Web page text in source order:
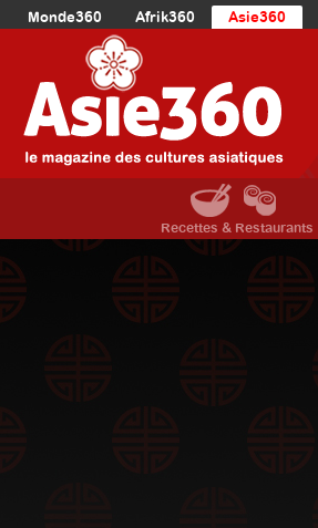
Monde360 Afrik360 Asie360
Europe360
Océanie360
Recettes & Restaurants